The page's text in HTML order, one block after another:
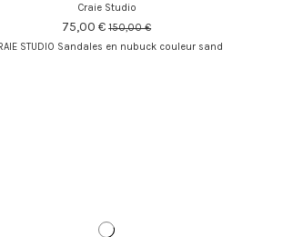
Craie Studio
75,00 €150,00 €
STUDIO Sandales en nubuck couleur sand